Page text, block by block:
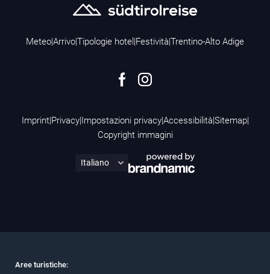
Meteo|Arrivo|Tipologie hotel |Festività|Trentino-Alto Adige
Imprint|Privacy|Impostazioni privacy|Accessibilità|Sitemap|
Copyright immagini
Aree turistiche: